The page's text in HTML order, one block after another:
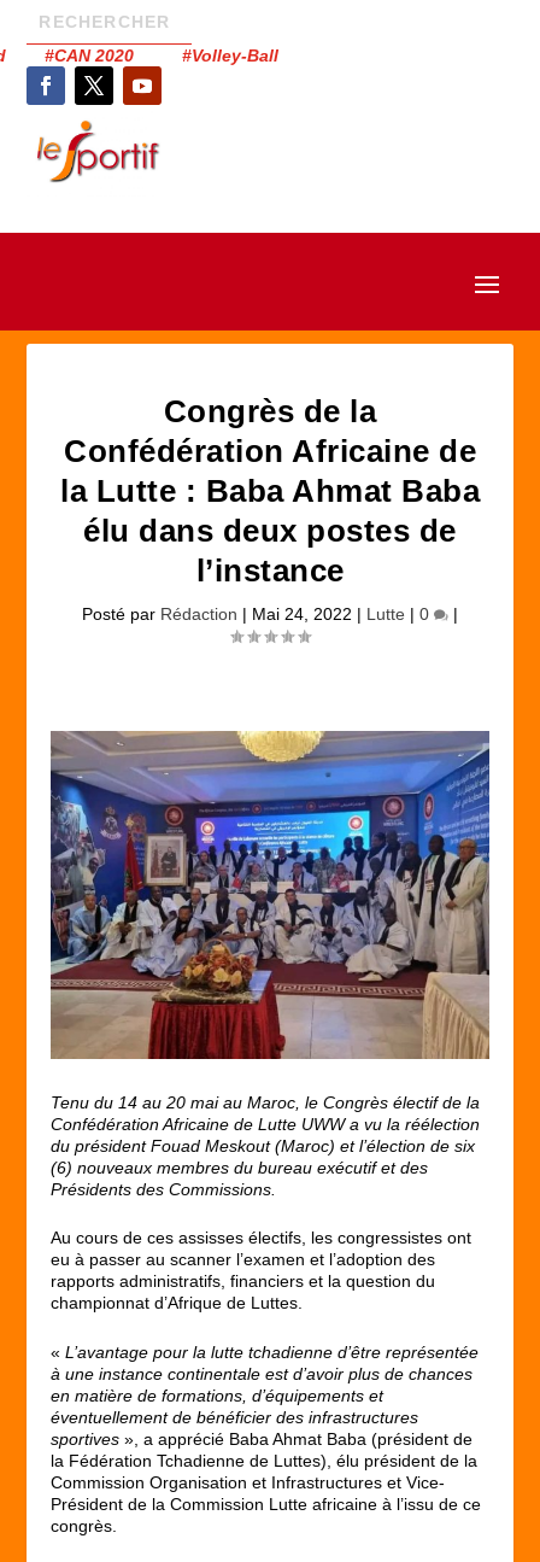
#CAN 2020 #Volley-Ball
Congrès de la
Confédération Africaine de
la Lutte : Baba Ahmat Baba
élu dans deux postes de
l’instance
Posté par Rédaction | Mai 24, 2022 | Lutte | 0 |
Tenu du 14 au 20 mai au Maroc, le Congrès électif de la
Confédération Africaine de Lutte UWW a vu la réélection
du président Fouad Meskout (Maroc) et l’élection de six
(6) nouveaux membres du bureau exécutif et des
Présidents des Commissions.
Au cours de ces assisses électifs, les congressistes ont
eu à passer au scanner l’examen et l’adoption des
rapports administratifs, financiers et la question du
championnat d’Afrique de Luttes.
«L’avantage pour la lutte tchadienne d’être représentée
à une instance continentale est d’avoir plus de chances
en matière de formations, d’équipements et
éventuellement de bénéficier des infrastructures
sportives », a apprécié Baba Ahmat Baba (président de
la Fédération Tchadienne de Luttes), élu président de la
Commission Organisation et Infrastructures et Vice-
Président de la Commission Lutte africaine à l’issu de ce
congrès.